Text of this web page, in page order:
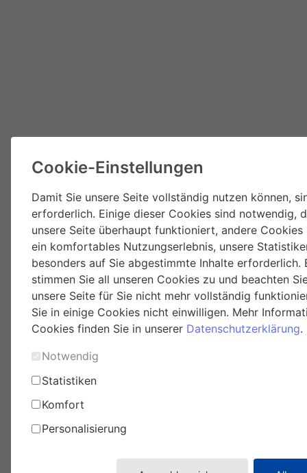
Cookie-Einstellungen
Damit Sie unsere Seite vollständig nutzen können,
erforderlich. Einige dieser Cookies sind notwendig,
unsere Seite überhaupt funktioniert, andere Cookies
ein komfortables Nutzungserlebnis, unsere
besonders auf Sie abgestimmte Inhalte erforderlich.
stimmen Sie all unseren Cookies zu und beachten
unsere Seite für Sie nicht mehr vollständig
Sie in einige Cookies nicht einwilligen. Mehr
Cookies finden Sie in unserer Datenschutzerklärung.
Notwendig
Statistiken
Komfort
Personalisierung